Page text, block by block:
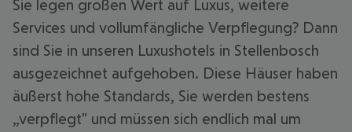
Sie legen großen Wert auf Luxus, weitere
Services und vollumfängliche Verpflegung? Dann
sind Sie in unseren Luxushotels in Stellenbosch
ausgezeichnet aufgehoben. Diese Häuser haben
äußerst hohe Standards, Sie werden bestens
„verpflegt" und müssen sich endlich mal um